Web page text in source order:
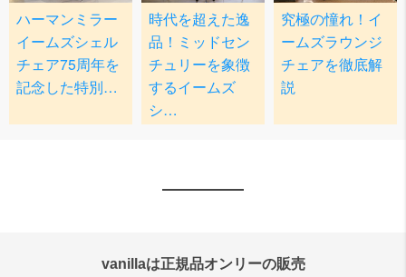
vanillaは正規品オンリーの販売